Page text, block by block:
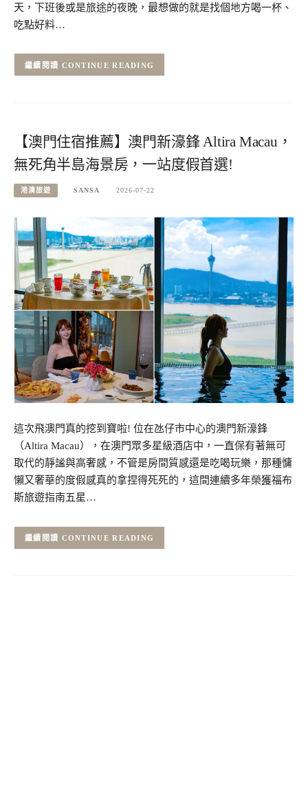
天，下班後或是旅途的夜晚，最想做的就是找個地方喝一杯、
吃點好料…
CONTINUE READING
【澳門住宿推薦】澳門新濠鋒 Altira Macau，
無死角半島海景房，一站度假首選!
港澳旅遊 SANSA 2026-07-22
這次飛澳門真的挖到寶啦! 位在氹仔市中心的澳門新濠鋒
（Altira Macau），在澳門眾多星級酒店中，一直保有著無可
取代的靜謐與高奢感，不管是房間質感還是吃喝玩樂，那種慵
懶又奢華的度假感真的拿捏得死死的，這間連續多年榮獲福布
斯旅遊指南五星…
CONTINUE READING